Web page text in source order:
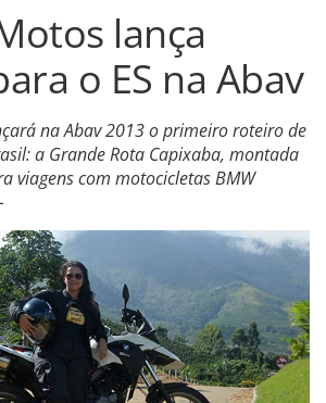
lança
o ES na Abav
na Abav 2013 o primeiro roteiro de
a Grande Rota Capixaba, montada
viagens com motocicletas BMW